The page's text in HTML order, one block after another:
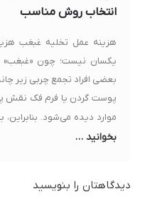
انتخاب روش مناسب
هزینه عمل تخلیه غبغب
یکسان نیست؛ چون
بعضی افراد تجمع چربی زیر
پوست گردن یا فرم فک نقش
موارد دیده می‌شود. بنابراین،
بخوانید …
دیدگاهتان را بنویسید